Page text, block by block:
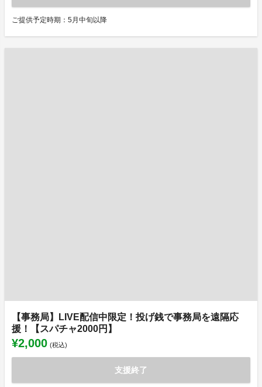
ご提供予定時期：5月中旬以降
【事務局】LIVE配信中限定！投げ銭で事務局を遠隔応
援！【スパチャ2000円】
¥2,000 (税込)
支援終了